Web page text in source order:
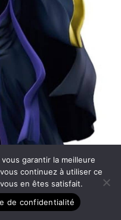
Ainz Ooal Gown
garantir la meilleure
continuez à utiliser ce
en êtes satisfait.
de confidentialité